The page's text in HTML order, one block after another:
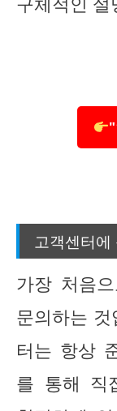
고객센터에
가장 처음
문의하는
터는 항상
를 통해 직